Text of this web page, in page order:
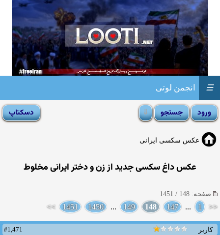
انجمن لوتی ☰
عکس سکسی ایرانی
عکس داغ سکسی جدید از زن و دختر ایرانی مخلوط
صفحه: 148 / 1451
<<
1
...
147
148
149
...
1450
1451
>>
کاربر
#1,471